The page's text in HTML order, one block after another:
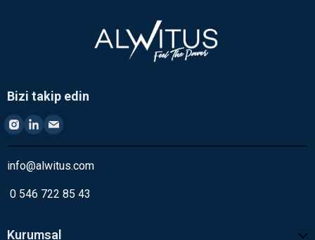
Bizi takip edin
info@alwitus.com
0 546 722 85 43
Kurumsal